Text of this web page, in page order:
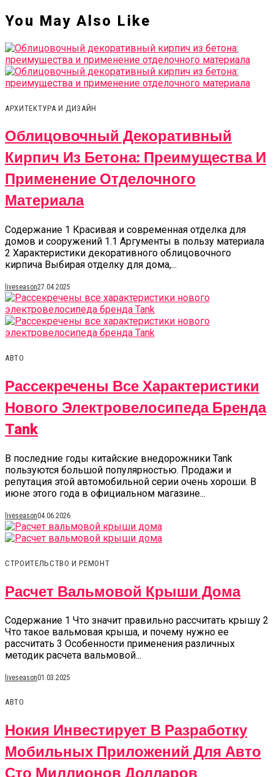
You May Also Like
АРХИТЕКТУРА И ДИЗАЙН
Облицовочный Декоративный
Кирпич Из Бетона: Преимущества И
Применение Отделочного
Материала
Содержание 1 Красивая и современная отделка для
домов и сооружений 1.1 Аргументы в пользу материала
2 Характеристики декоративного облицовочного
кирпича Выбирая отделку для дома,...
liveseason27.04.2025
АВТО
Рассекречены Все Характеристики
Нового Электровелосипеда Бренда
Tank
В последние годы китайские внедорожники Tank
пользуются большой популярностью. Продажи и
репутация этой автомобильной серии очень хороши. В
июне этого года в официальном магазине...
liveseason04.06.2026
СТРОИТЕЛЬСТВО И РЕМОНТ
Расчет Вальмовой Крыши Дома
Содержание 1 Что значит правильно рассчитать крышу 2
Что такое вальмовая крыша, и почему нужно ее
рассчитать 3 Особенности применения различных
методик расчета вальмовой...
liveseason01.03.2025
АВТО
Нокия Инвестирует В Разработку
Мобильных Приложений Для Авто